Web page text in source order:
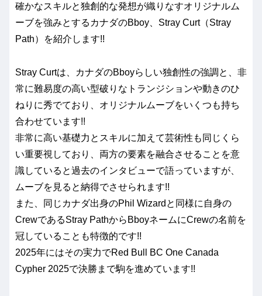
確かなスキルと独創的な発想が織りなすオリジナルム
ーブを強みとするカナダのBboy、Stray Curt（Stray
Path）を紹介します!!
Stray Curtは、カナダのBboyらしい独創性の強調と、非
常に難易度の高い型破りなトランジションや動きのひ
ねりに秀でており、オリジナルムーブをいくつも持ち
合わせています!!
非常に高い基礎力とスキルに加えて芸術性も同じくら
い重要視しており、両方の要素を融合させることを意
識していると過去のインタビューで語っていますが、
ムーブを見ると納得でさせられます!!
また、同じカナダ出身のPhil Wizardと同様に自身の
CrewであるStray PathからBboyネームにCrewの名前を
冠していることも特徴的です!!
2025年にはその実力でRed Bull BC One Canada
Cypher 2025で決勝まで駒を進めています!!